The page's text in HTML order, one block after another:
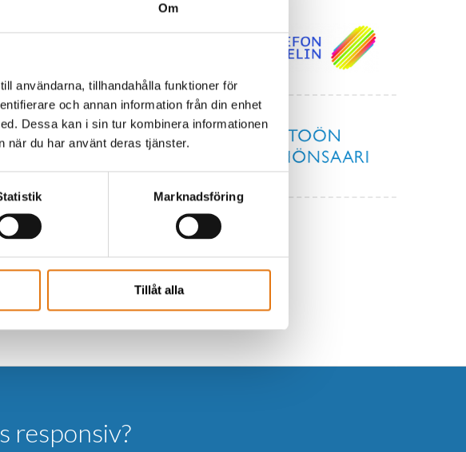
Om
användarna, tillhandahålla funktioner för
och annan information från din enhet
Dessa kan i sin tur kombinera informationen
när du har använt deras tjänster.
Marknadsföring
Tillåt alla
responsiv?